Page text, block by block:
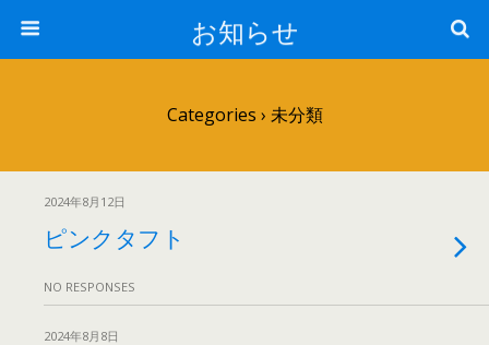
お知らせ
Categories › 未分類
2024年8月12日
ピンクタフト
NO RESPONSES
2024年8月8日